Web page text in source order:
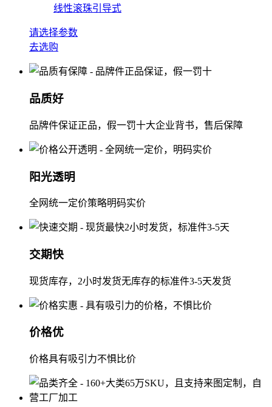
线性滚珠引导式
请选择参数
去选购
品质好
品牌件保证正品，假一罚十大企业背书，售后保障
阳光透明
全网统一定价策略明码实价
交期快
现货库存，2小时发货无库存的标准件3-5天发货
价格优
价格具有吸引力不惧比价